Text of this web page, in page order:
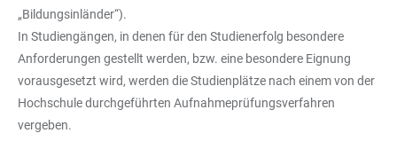
„Bildungsinländer“).
In Studiengängen, in denen für den Studienerfolg besondere
Anforderungen gestellt werden, bzw. eine besondere Eignung
vorausgesetzt wird, werden die Studienplätze nach einem von der
Hochschule durchgeführten Aufnahmeprüfungsverfahren
vergeben.